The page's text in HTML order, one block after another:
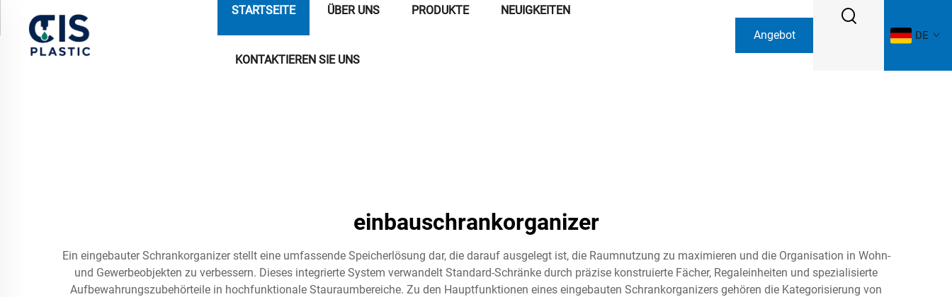
STARTSEITE ÜBER UNS PRODUKTE NEUIGKEITEN
KONTAKTIEREN SIE UNS
Angebot DE
einbauschrankorganizer
Ein eingebauter Schrankorganizer stellt eine umfassende Speicherlösung dar, die darauf ausgelegt ist, die Raumnutzung zu maximieren und die Organisation in Wohn-
und Gewerbeobjekten zu verbessern. Dieses integrierte System verwandelt Standard-Schränke durch präzise konstruierte Fächer, Regaleinheiten und spezialisierte
Aufbewahrungszubehörteile in hochfunktionale Stauraumbereiche. Zu den Hauptfunktionen eines eingebauten Schrankorganizers gehören die Kategorisierung von